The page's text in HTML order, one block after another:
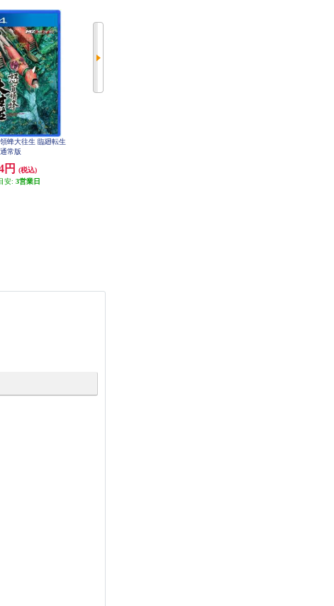
領蜂大往生 臨廻転生
通常版
円
(税込)
安: 3営業日